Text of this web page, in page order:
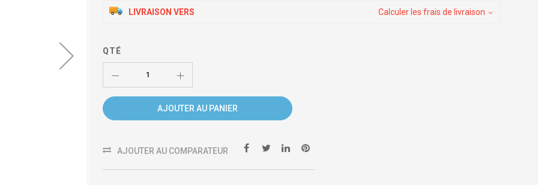
LIVRAISON VERS Calculer les frais de livraison
QTÉ
AJOUTER AU PANIER
AJOUTER AU COMPARATEUR